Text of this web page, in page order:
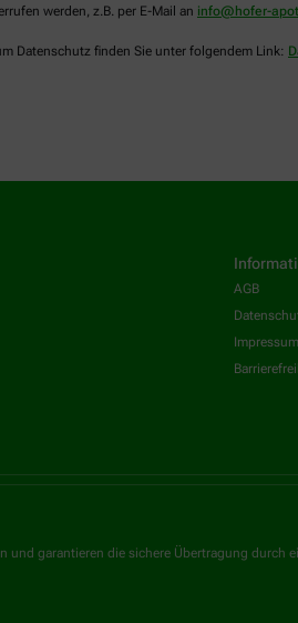
werden, z.B. per E-Mail an info@hofer-
Datenschutz finden Sie unter folgendem Link:
AGB
Impressum
garantieren die sichere Übertragung durch